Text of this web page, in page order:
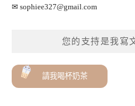
✉ sophiee327@gmail.com
您的支持是我寫
請我喝杯奶茶